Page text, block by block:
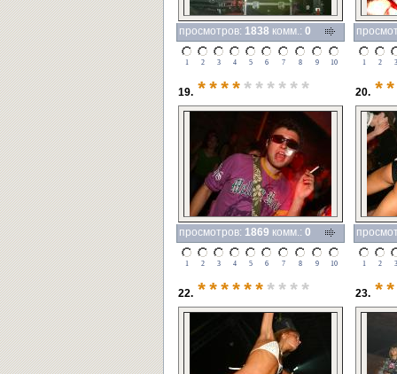
просмотров: 1838 комм.: 0
1 2 3 4 5 6 7 8 9 10 1 2 3
19. **** ******
просмотров: 1869 комм.: 0
1 2 3 4 5 6 7 8 9 10
20.
1 2 3
22. ****** **** 23.